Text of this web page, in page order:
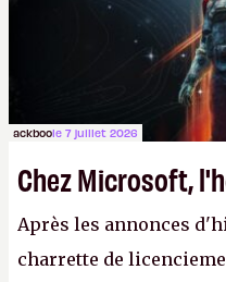
peut commencer à
ackboole 7 juillet 2026
Chez Microsoft,
Après les annonces
charrette de